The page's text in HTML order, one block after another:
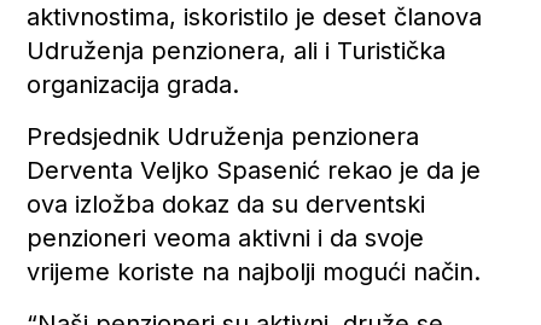
aktivnostima, iskoristilo je deset članova
Udruženja penzionera, ali i Turistička
organizacija grada.
Predsjednik Udruženja penzionera
Derventa Veljko Spasenić rekao je da je
ova izložba dokaz da su derventski
penzioneri veoma aktivni i da svoje
vrijeme koriste na najbolji mogući način.